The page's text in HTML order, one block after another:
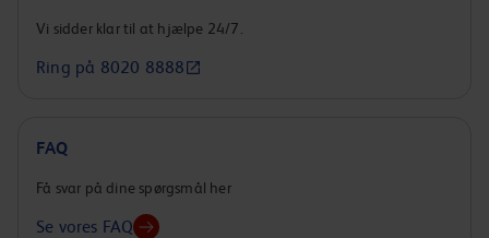
Vi sidder klar til at hjælpe 24/7.
Ring på 8020 8888
FAQ
Få svar på dine spørgsmål her
Se vores FAQ